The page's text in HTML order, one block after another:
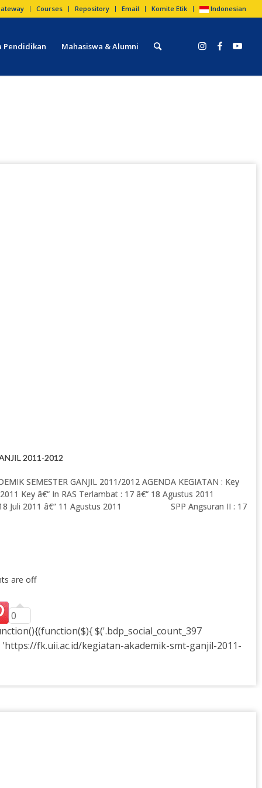
Courses Repository Email Komite Etik Indonesian
Pendidikan Mahasiswa & Alumni
2011-2012
SEMESTER GANJIL 2011/2012 AGENDA KEGIATAN : Key
Key â€“ In RAS Terlambat : 17 â€“ 18 Agustus 2011
: 18 Juli 2011 â€“ 11 Agustus 2011 SPP Angsuran II : 17
are off
0